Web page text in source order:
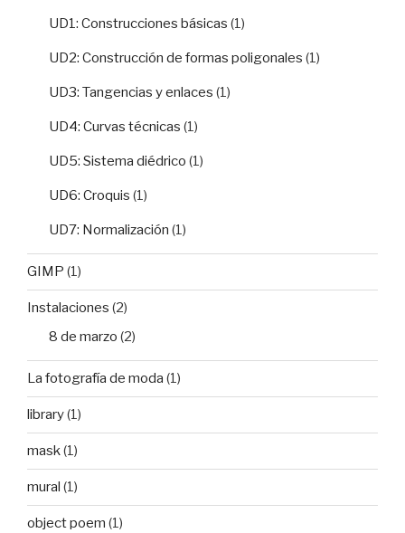
UD1: Construcciones básicas (1)
UD2: Construcción de formas poligonales (1)
UD3: Tangencias y enlaces (1)
UD4: Curvas técnicas (1)
UD5: Sistema diédrico (1)
UD6: Croquis (1)
UD7: Normalización (1)
GIMP (1)
Instalaciones (2)
8 de marzo (2)
La fotografía de moda (1)
library(1)
mask(1)
mural (1)
object poem (1)